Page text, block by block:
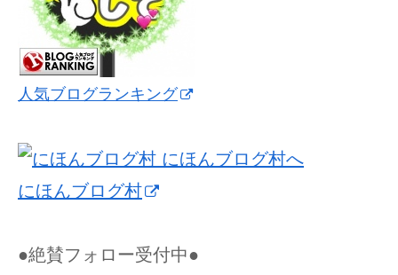
人気ブログランキング
にほんブログ村
●絶賛フォロー受付中●